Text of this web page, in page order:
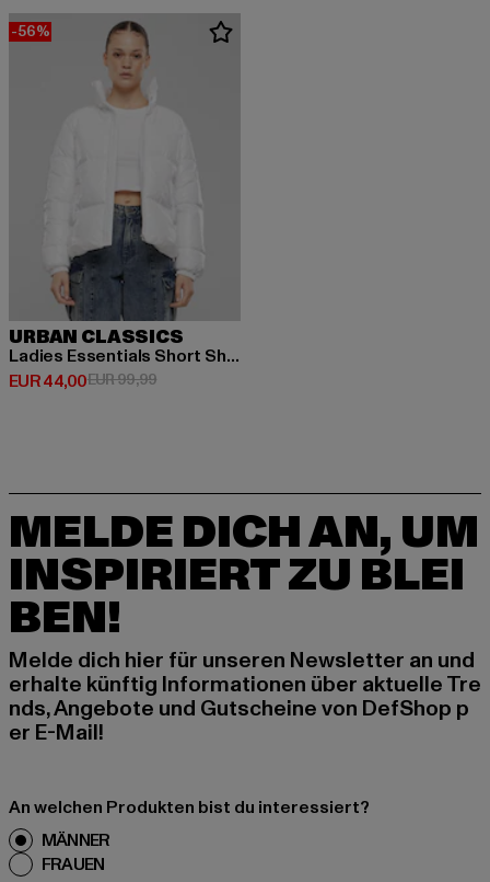
-56%
URBAN CLASSICS
Ladies Essentials Short Shiny Puffer
EUR 44,00
Derzeitiger Preis: EUR 44,00
EUR 99,99Aktionspreis: EUR 99,99
MELDE DICH AN, UM
INSPIRIERT ZU BLEI
BEN!
Melde dich hier für unseren Newsletter an und
erhalte künftig Informationen über aktuelle Tre
nds, Angebote und Gutscheine von DefShop p
er E-Mail!
An welchen Produkten bist du interessiert?
MÄNNER
FRAUEN